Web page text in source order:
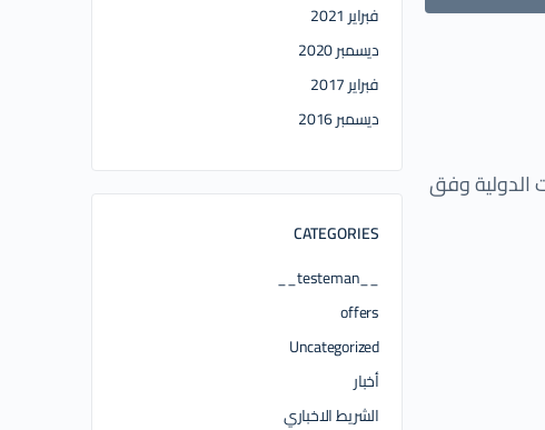
الدولية وفق
فبراير 2021
ديسمبر 2020
فبراير 2017
ديسمبر 2016
CATEGORIES
__testeman__
offers
Uncategorized
أخبار
الشريط الاخباري